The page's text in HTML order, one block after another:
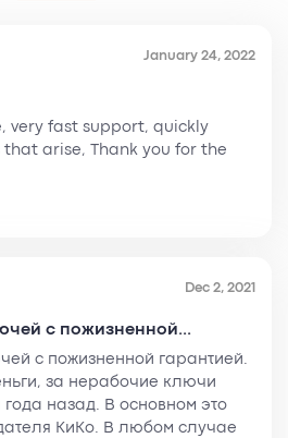
January 24, 2022
very fast support, quickly
arise, Thank you for the
Dec 2, 2021
с пожизненной...
с пожизненной гарантией.
за нерабочие ключи
назад. В основном это
КиКо. В любом случае